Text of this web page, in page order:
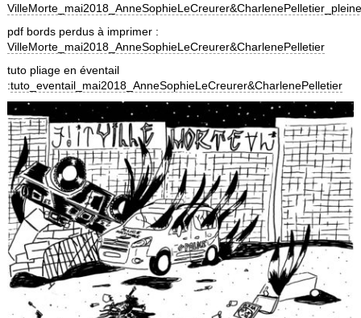
pdf bords perdus à imprimer :
VilleMorte_mai2018_AnneSophieLeCreurer&CharlenePelletier
tuto pliage en éventail
:tuto_eventail_mai2018_AnneSophieLeCreurer&CharlenePelletier